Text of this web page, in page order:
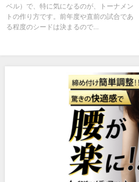
ベル）で、特に気になるのが、トーナメン
トの作り方です。前年度や直前の試合であ
る程度のシードは決まるので...